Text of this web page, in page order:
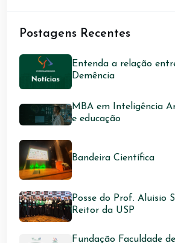
Postagens Recentes
Entenda a relação
Demência
MBA em Inteligência
e educação
Bandeira Científica
Posse do Prof. Aluisio
Reitor da USP
Fundação Faculdade